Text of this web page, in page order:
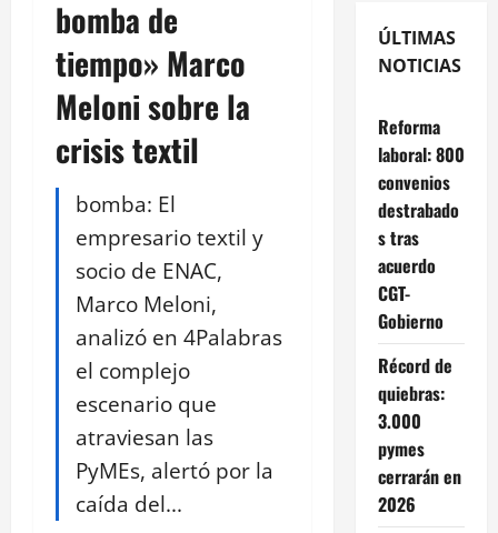
bomba de
tiempo» Marco
Meloni sobre la
crisis textil
bomba: El
empresario textil y
socio de ENAC,
Marco Meloni,
analizó en 4Palabras
el complejo
escenario que
atraviesan las
PyMEs, alertó por la
caída del...
ÚLTIMAS
NOTICIAS
Reforma
laboral: 800
convenios
destrabado
s tras
acuerdo
CGT-
Gobierno
Récord de
quiebras:
3.000
pymes
cerrarán en
2026